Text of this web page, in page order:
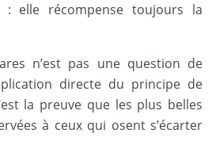
elle récompense toujours la
n’est pas une question de
directe du principe de
la preuve que les plus belles
à ceux qui osent s’écarter